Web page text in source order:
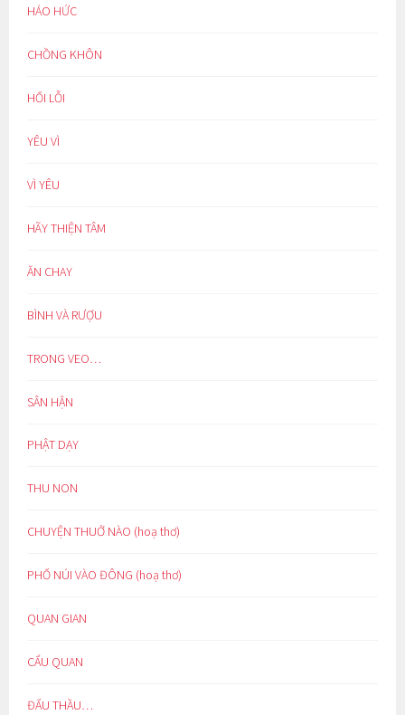
HÁO HỨC
CHỒNG KHÔN
HỐI LỖI
YÊU VÌ
VÌ YÊU
HÃY THIỆN TÂM
ĂN CHAY
BÌNH VÀ RƯỢU
TRONG VEO…
SÂN HẬN
PHẬT DẠY
THU NON
CHUYỆN THUỞ NÀO (hoạ thơ)
PHỐ NÚI VÀO ĐÔNG (hoạ thơ)
QUAN GIAN
CẨU QUAN
ĐẤU THẦU…